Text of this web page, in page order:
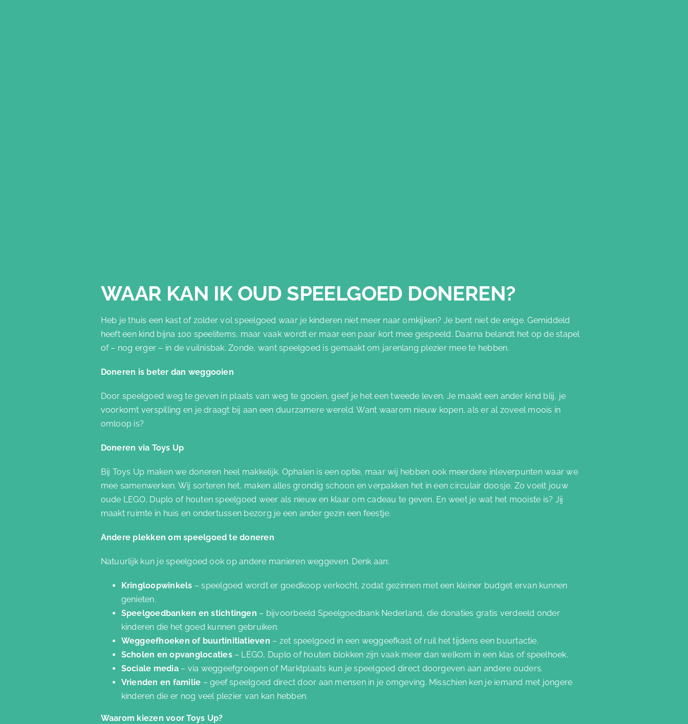
WAAR KAN IK OUD SPEELGOED DONEREN?
Heb je thuis een kast of zolder vol speelgoed waar je kinderen niet meer naar omkijken? Je bent niet de enige. Gemiddeld
heeft een kind bijna 100 speelitems, maar vaak wordt er maar een paar kort mee gespeeld. Daarna belandt het op de stapel
of – nog erger – in de vuilnisbak. Zonde, want speelgoed is gemaakt om jarenlang plezier mee te hebben.
Doneren is beter dan weggooien
Door speelgoed weg te geven in plaats van weg te gooien, geef je het een tweede leven. Je maakt een ander kind blij, je
voorkomt verspilling en je draagt bij aan een duurzamere wereld. Want waarom nieuw kopen, als er al zoveel moois in
omloop is?
Doneren via Toys Up
Bij Toys Up maken we doneren heel makkelijk. Ophalen is een optie, maar wij hebben ook meerdere inleverpunten waar we
mee samenwerken. Wij sorteren het, maken alles grondig schoon en verpakken het in een circulair doosje. Zo voelt jouw
oude LEGO, Duplo of houten speelgoed weer als nieuw en klaar om cadeau te geven. En weet je wat het mooiste is? Jij
maakt ruimte in huis en ondertussen bezorg je een ander gezin een feestje.
Andere plekken om speelgoed te doneren
Natuurlijk kun je speelgoed ook op andere manieren weggeven. Denk aan:
Kringloopwinkels – speelgoed wordt er goedkoop verkocht, zodat gezinnen met een kleiner budget ervan kunnen
genieten.
Speelgoedbanken en stichtingen – bijvoorbeeld Speelgoedbank Nederland, die donaties gratis verdeeld onder
kinderen die het goed kunnen gebruiken.
Weggeefhoeken of buurtinitiatieven – zet speelgoed in een weggeefkast of ruil het tijdens een buurtactie.
Scholen en opvanglocaties – LEGO, Duplo of houten blokken zijn vaak meer dan welkom in een klas of speelhoek.
Sociale media – via weggeefgroepen of Marktplaats kun je speelgoed direct doorgeven aan andere ouders.
Vrienden en familie – geef speelgoed direct door aan mensen in je omgeving. Misschien ken je iemand met jongere
kinderen die er nog veel plezier van kan hebben.
Waarom kiezen voor Toys Up?